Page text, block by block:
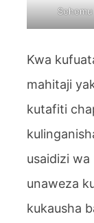
Kwa
mahitaji
kutafiti
usaidizi wa
unaweza
kukausha